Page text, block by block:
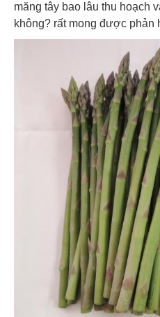
măng tây bao lâu thu hoạch
không? rất mong được phản